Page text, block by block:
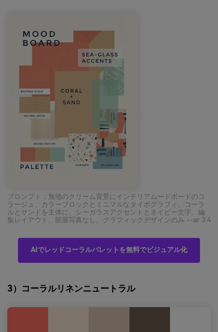
プロンプト：無地のクリーム背景にインテリアムードボードのコ
ラージュ、カラーブロックとミニマルなタイポグラフィ、コーラ
ルとサンドを主体に、シーガラスアクセントとネイビー文字、編
集レイアウト、部屋写真なし、グラフィックデザインのみ --ar 3:4
AIでレッドコーラルパレットを無料でビジュアル化
3）コーラルリネンニュートラル